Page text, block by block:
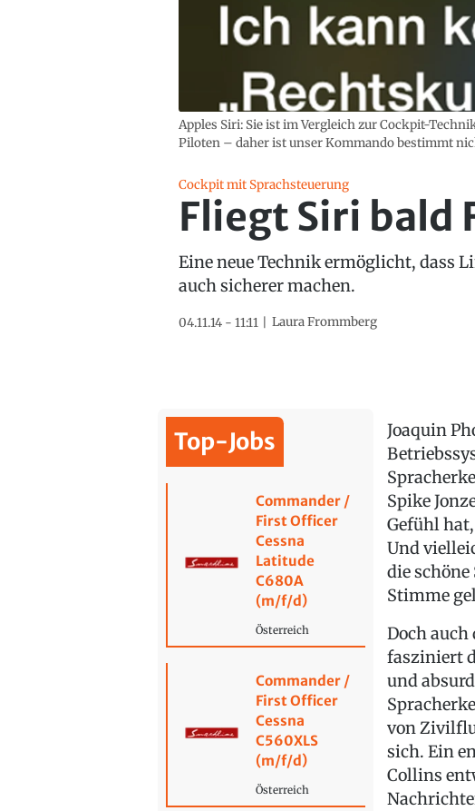
Apples Siri: Sie ist im Vergleich zur Cockpit-
Piloten – daher ist unser Kommando bestimmt
Cockpit mit Sprachsteuerung
Fliegt Siri bald
Eine neue Technik ermöglicht, dass
auch sicherer machen.
04.11.14 - 11:11 Laura Frommberg
Top-Jobs
Commander /
First Officer
Cessna
Latitude
C680A
(m/f/d)
Österreich
Commander /
First Officer
Cessna
C560XLS
(m/f/d)
Österreich
Joaquin
Spike
Gefühl
Und
die
Stimme
Doch
fasziniert
und
von
sich. Ein
Collins